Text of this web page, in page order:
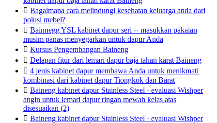
 Bagaimana cara melindungi kesehatan keluarga anda dari
polusi mebel?
 Bainnegg YSL kabinet dapur seri -- masukkan pakaian
musim panas menyegarkan untuk dapur Anda
 Kursus Pengembangan Baineng
 Delapan fitur dari lemari dapur baja tahan karat Baineng
 4 jenis kabinet dapur membawa Anda untuk menikmati
kombinasi dari kabinet dapur Tiongkok dan Barat
 Baineng kabinet dapur Stainless Steel · evaluasi Wishper
angin untuk lemari dapur ringan mewah kelas atas
disesuaikan (2)
 Baineng kabinet dapur Stainless Steel · evaluasi Wishper